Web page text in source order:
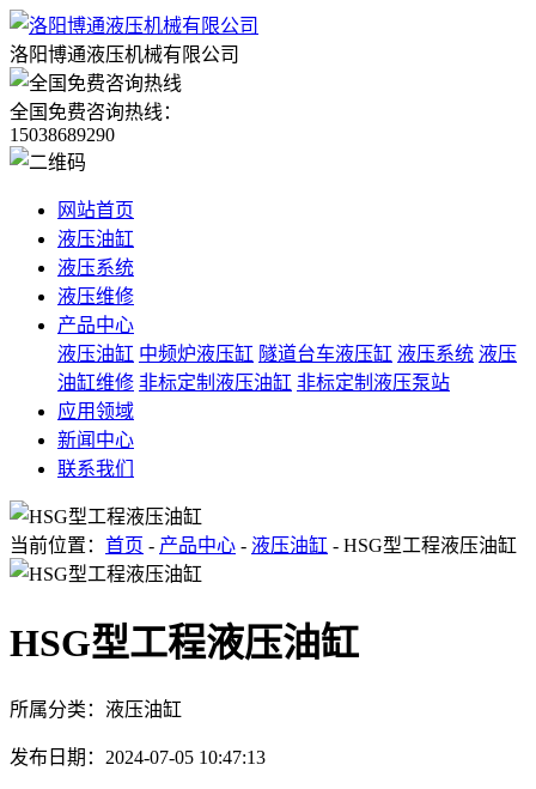
洛阳博通液压机械有限公司
全国免费咨询热线：
15038689290
网站首页
液压油缸
液压系统
液压维修
产品中心
液压油缸 中频炉液压缸 隧道台车液压缸 液压系统 液压
油缸维修 非标定制液压油缸 非标定制液压泵站
应用领域
新闻中心
联系我们
当前位置： 首页 - 产品中心 - 液压油缸 - HSG型工程液压油缸
HSG型工程液压油缸
所属分类：液压油缸
发布日期：2024-07-05 10:47:13